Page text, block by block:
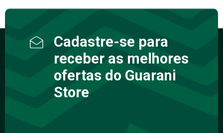
Cadastre-se para
receber as melhores
ofertas do Guarani
Store